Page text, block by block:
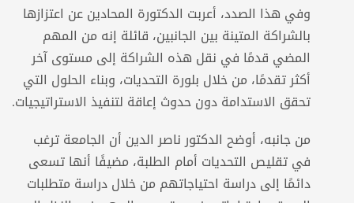
وفي هذا الصدد، أعربت الدكتورة المحادين عن اعتزازها
بالشراكة المتينة بين الجانبين، قائلة إنه من المهم
المضي قدمًا في نقل هذه الشراكة إلى مستوى آخر
أكثر تقدمًا، من خلال بلورة التحديات، وبناء الحلول التي
تحقق الاستدامة دون حدوث إعاقة لتنفيذ الاستراتيجيات.
من جانبه، أوضح الدكتور ناصر الدين أن الجامعة ترغب
في تقليص التحديات أمام الطلبة، مضيفًا أنها تسعى
دائمًا إلى دراسة احتياجاتهم من خلال دراسة متطلبات